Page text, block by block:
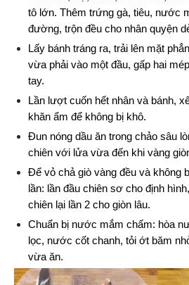
tô lớn. Thêm trứng gà, tiêu, nước
đường, trộn đều cho nhân quyện
Lấy bánh tráng ra, trải lên mặt
vừa phải vào một đầu, gấp hai
tay.
Lần lượt cuốn hết nhân và bánh,
khăn ẩm để không bị khô.
Đun nóng dầu ăn trong chảo sâu
chiên với lửa vừa đến khi vàng
Để vỏ chả giò vàng đều và không
lần: lần đầu chiên sơ cho định
chiên lại lần 2 cho giòn lâu.
Chuẩn bị nước mắm chấm: hòa
lọc, nước cốt chanh, tỏi ớt băm
vừa ăn.